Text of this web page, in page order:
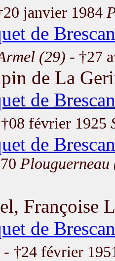
janvier 1984
de
(29) - †27
de La
de
février 1925
de
Plouguerneau
Françoise
de
- †24 février